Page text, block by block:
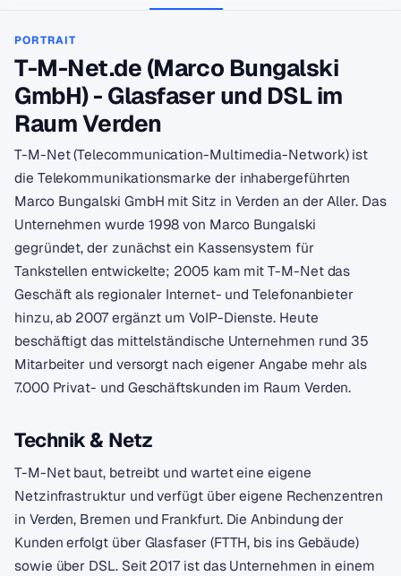
PORTRAIT
T-M-Net.de (Marco Bungalski
GmbH) - Glasfaser und DSL im
Raum Verden
T-M-Net (Telecommunication-Multimedia-Network) ist
die Telekommunikationsmarke der inhabergeführten
Marco Bungalski GmbH mit Sitz in Verden an der Aller. Das
Unternehmen wurde 1998 von Marco Bungalski
gegründet, der zunächst ein Kassensystem für
Tankstellen entwickelte; 2005 kam mit T-M-Net das
Geschäft als regionaler Internet- und Telefonanbieter
hinzu, ab 2007 ergänzt um VoIP-Dienste. Heute
beschäftigt das mittelständische Unternehmen rund 35
Mitarbeiter und versorgt nach eigener Angabe mehr als
7.000 Privat- und Geschäftskunden im Raum Verden.
Technik & Netz
T-M-Net baut, betreibt und wartet eine eigene
Netzinfrastruktur und verfügt über eigene Rechenzentren
in Verden, Bremen und Frankfurt. Die Anbindung der
Kunden erfolgt über Glasfaser (FTTH, bis ins Gebäude)
sowie über DSL. Seit 2017 ist das Unternehmen in einem